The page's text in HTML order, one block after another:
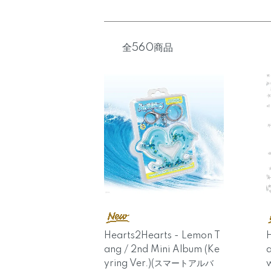
全560商品
Hearts2Hearts - Lemon T
ang / 2nd Mini Album (Ke
yring Ver.)(スマートアルバ